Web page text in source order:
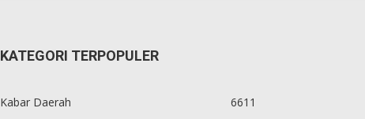
KATEGORI TERPOPULER
Kabar Daerah
6611